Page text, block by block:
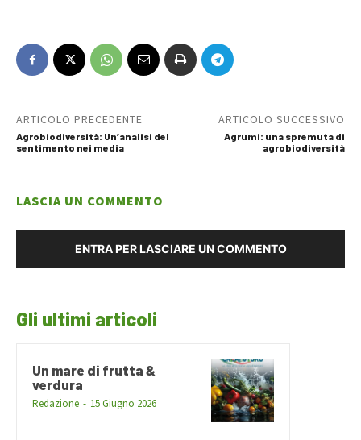
ARTICOLO PRECEDENTE
Agrobiodiversità: Un’analisi del
sentimento nei media
ARTICOLO SUCCESSIVO
Agrumi: una spremuta di
agrobiodiversità
LASCIA UN COMMENTO
ENTRA PER LASCIARE UN COMMENTO
Gli ultimi articoli
Un mare di frutta &
verdura
Redazione - 15 Giugno 2026